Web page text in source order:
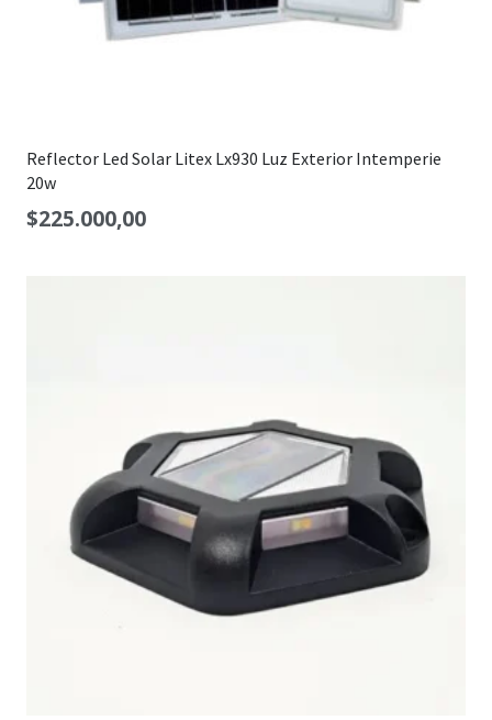
Reflector Led Solar Litex Lx930 Luz Exterior Intemperie
20w
$225.000,00